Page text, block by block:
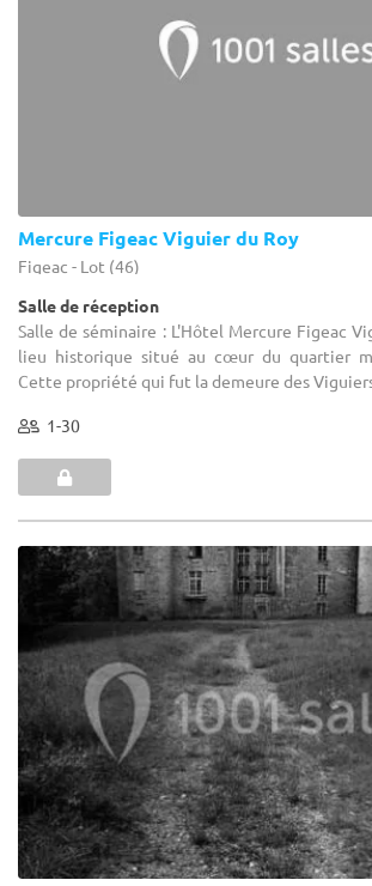
Mercure Figeac Viguier du Roy
Figeac - Lot (46)
Salle de réception
Salle de séminaire : L'Hôtel Mercure Figeac
lieu historique situé au cœur du quartier
Cette propriété qui fut la demeure des
1-30